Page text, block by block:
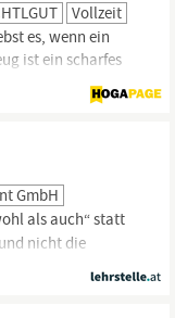
Vollzeit
es, wenn ein
ist ein scharfes
wenn die Bons
unter Beweis
Seit
GmbH
als auch“ statt
nicht die
voraus? Dann
kannst du dich
in denen